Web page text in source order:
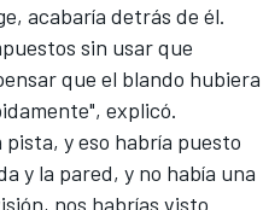
acabaría detrás de él.
sin usar que
que el blando hubiera
explicó.
y eso habría puesto
y la pared, y no había una
nos habrías visto